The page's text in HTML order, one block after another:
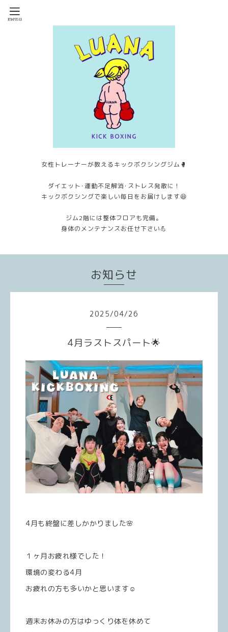
女性トレーナーが教えるキックボクシングジム🥊
ダイエット･運動不足解消･ストレス発散に！
キックボクシングで楽しい毎日をお届けします😆
ジム2階には整体フロアも完備。
身体のメンテナンスお任せ下さい💪
お知らせ
2025/04/26
4月ラストスパート🌟
4月も終盤に差しかかりました🌸
１ヶ月お疲れ様でした！
環境の変わる4月
お疲れの方も多いかと思います☺️
週末お休みの方はゆっくり体を休めて